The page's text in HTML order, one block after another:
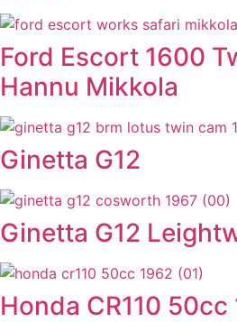
Ford Escort 1600
Hannu Mikkola
Ginetta G12
Ginetta G12
Honda CR110 50cc